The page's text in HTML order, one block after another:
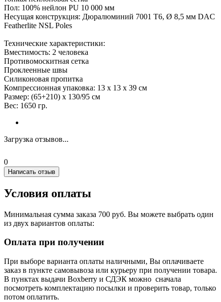
Пол: 100% нейлон PU 10 000 мм
Несущая конструкция: Дюралюминий 7001 T6, Ø 8,5 мм DAC
Featherlite NSL Poles
Технические характеристики:
Вместимость: 2 человека
Противомоскитная сетка
Проклеенные швы
Силиконовая пропитка
Компрессионная упаковка: 13 x 13 х 39 см
Размер: (65+210) x 130/95 см
Вес: 1650 гр.
Загрузка отзывов...
0
Написать отзыв
Условия оплаты
Минимальная сумма заказа 700 руб. Вы можете выбрать один
из двух вариантов оплаты:
Оплата при получении
При выборе варианта оплаты наличными, Вы оплачиваете
заказ в пункте самовывоза или курьеру при получении товара.
В пунктах выдачи Boxberry и СДЭК можно сначала
посмотреть комплектацию посылки и проверить товар, только
потом оплатить.